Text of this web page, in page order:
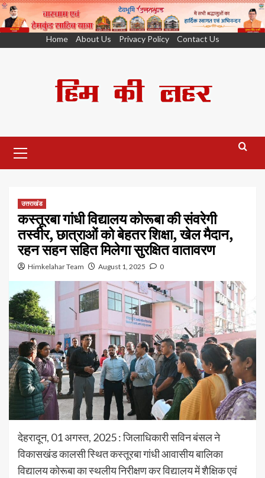
Home About Us Privacy Policy Contact Us
Menu
उत्तराखंड
कस्तूरबा गांधी विद्यालय कोरूबा की संवरेगी
तस्वीर, छात्राओं को बेहतर शिक्षा, खेल मैदान,
रहन सहन सहित मिलेगा सुरक्षित वातावरण
Himkelahar Team August 1, 2025 0
देहरादून, 01 अगस्त, 2025 : जिलाधिकारी सविन बंसल ने
विकासखंड कालसी स्थित कस्तूरबा गांधी आवासीय बालिका
विद्यालय कोरूबा का स्थलीय निरीक्षण कर विद्यालय में शैक्षिक एवं